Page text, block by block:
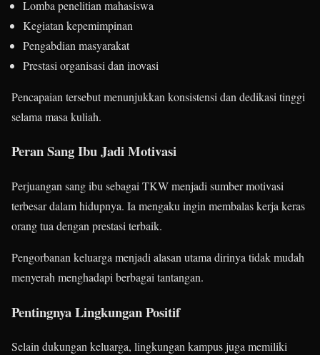
Lomba penelitian mahasiswa
Kegiatan kepemimpinan
Pengabdian masyarakat
Prestasi organisasi dan inovasi
Pencapaian tersebut menunjukkan konsistensi dan dedikasi tinggi
selama masa kuliah.
Peran Sang Ibu Jadi Motivasi
Perjuangan sang ibu sebagai TKW menjadi sumber motivasi
terbesar dalam hidupnya. Ia mengaku ingin membalas kerja keras
orang tua dengan prestasi terbaik.
Pengorbanan keluarga menjadi alasan utama dirinya tidak mudah
menyerah menghadapi berbagai tantangan.
Pentingnya Lingkungan Positif
Selain dukungan keluarga, lingkungan kampus juga memiliki